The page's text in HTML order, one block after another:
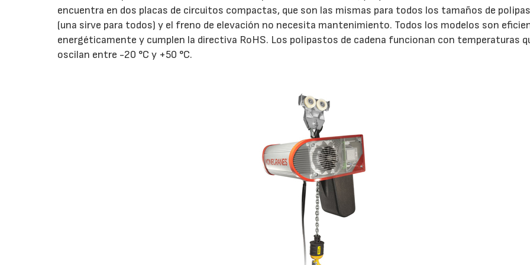
encuentra en dos placas de circuitos compactas, que son las mismas para todos los tamaños de
(una sirve para todos) y el freno de elevación no necesita mantenimiento. Todos los modelos son
energéticamente y cumplen la directiva RoHS. Los polipastos de cadena funcionan con temperaturas
oscilan entre -20 °C y +50 °C.